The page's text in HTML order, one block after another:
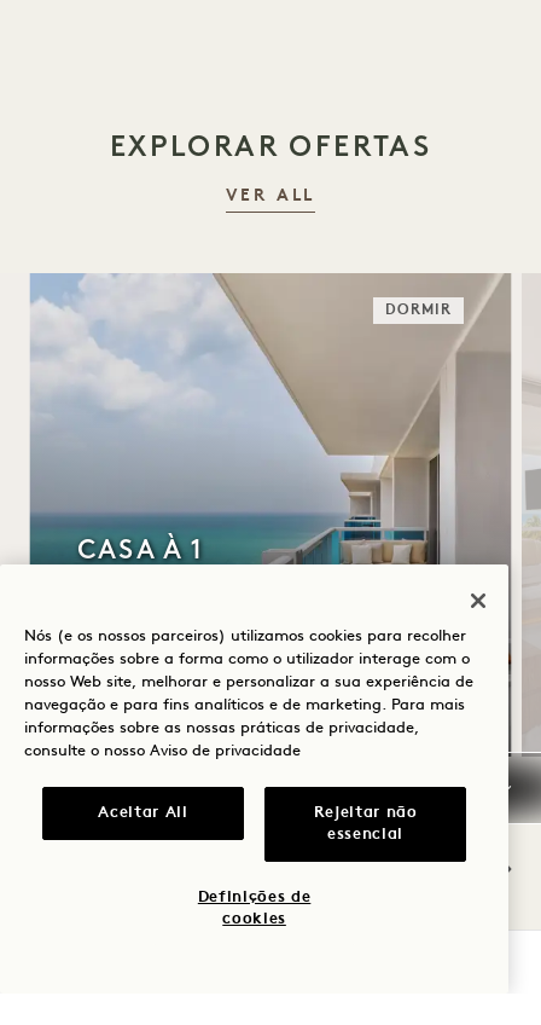
EXPLORAR OFERTAS
VER ALL
DORMIR
CASA À 1
Estacionamento gratuito com manobrista
Válido para estadias de 20 de julho a 31
de outubro de 2026
Nós (e os nossos parceiros) utilizamos cookies para recolher
informações sobre a forma como o utilizador interage com o
nosso Web site, melhorar e personalizar a sua experiência de
navegação e para fins analíticos e de marketing. Para mais
informações sobre as nossas práticas de privacidade,
consulte o nosso Aviso de privacidade
Aceitar All
Rejeitar não
essencial
Definições de
cookies